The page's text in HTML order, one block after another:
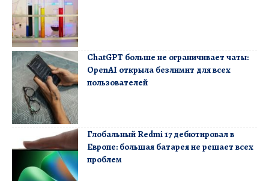
ChatGPT больше не ограничивает чаты:
OpenAI открыла безлимит для всех
пользователей
Глобальный Redmi 17 дебютировал в
Европе: большая батарея не решает всех
проблем